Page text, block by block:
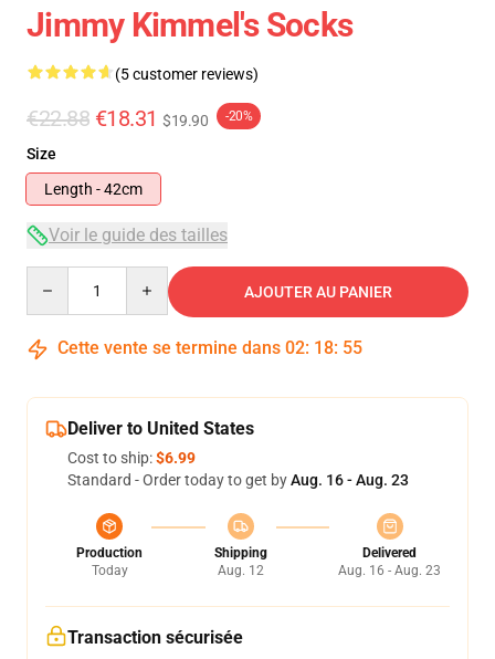
Jimmy Kimmel's Socks
(5 customer reviews)
€22.88 €18.31 $19.90 -20%
Size
Length - 42cm
Voir le guide des tailles
AJOUTER AU PANIER
Cette vente se termine dans 02: 18: 54
Deliver to United States
Cost to ship:$6.99
Standard - Order today to get byAug. 16 - Aug. 23
Production
Today
Shipping
Aug. 12
Delivered
Aug. 16 - Aug. 23
Transaction sécurisée